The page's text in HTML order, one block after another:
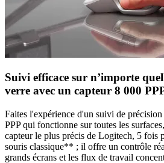
Suivi efficace sur n’importe
verre avec un capteur 8 000
Faites l'expérience d'un suivi de
PPP qui fonctionne sur toutes les
capteur le plus précis de Logitech, 5 fois
souris classique** ; il offre un contrôle
grands écrans et les flux de travail